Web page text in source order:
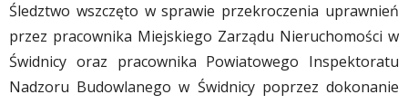
Śledztwo wszczęto w sprawie przekroczenia uprawnień
przez pracownika Miejskiego Zarządu Nieruchomości w
Świdnicy oraz pracownika Powiatowego Inspektoratu
Nadzoru Budowlanego w Świdnicy poprzez dokonanie